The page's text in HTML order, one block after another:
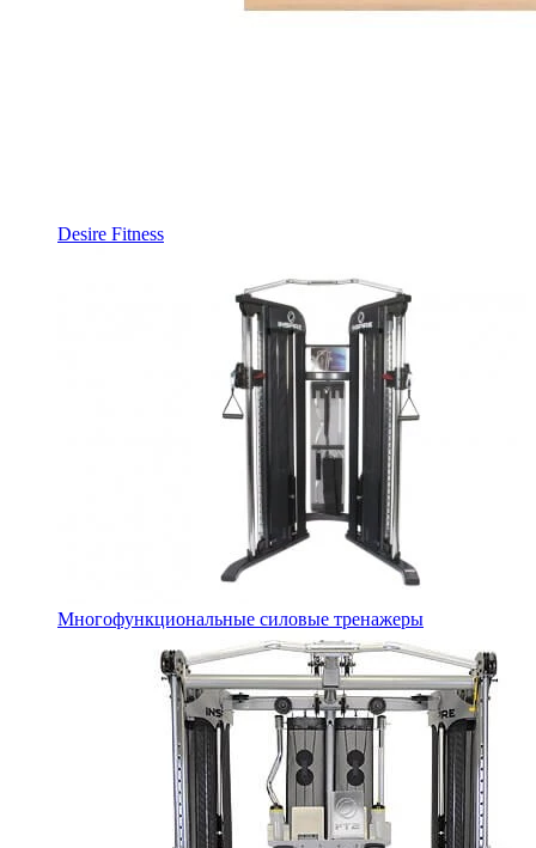
Desire Fitness
Многофункциональные силовые тренажеры